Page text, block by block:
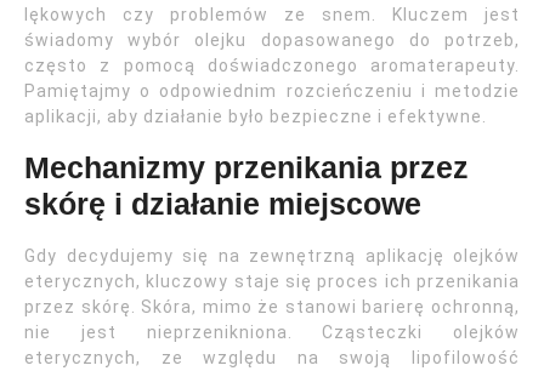
lękowych czy problemów ze snem. Kluczem jest
świadomy wybór olejku dopasowanego do potrzeb,
często z pomocą doświadczonego aromaterapeuty.
Pamiętajmy o odpowiednim rozcieńczeniu i metodzie
aplikacji, aby działanie było bezpieczne i efektywne.
Mechanizmy przenikania przez
skórę i działanie miejscowe
Gdy decydujemy się na zewnętrzną aplikację olejków
eterycznych, kluczowy staje się proces ich przenikania
przez skórę. Skóra, mimo że stanowi barierę ochronną,
nie jest nieprzenikniona. Cząsteczki olejków
eterycznych, ze względu na swoją lipofilowość